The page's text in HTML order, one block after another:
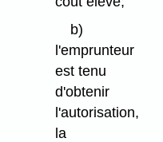
b)
l'emprunteur
est tenu
d'obtenir
l'autorisation,
la